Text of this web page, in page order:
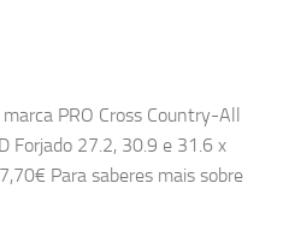
PRO Cross Country-All
Forjado 27.2, 30.9 e 31.6 x
Para saberes mais sobre